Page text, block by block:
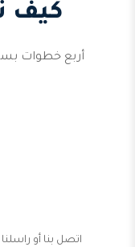
كيف
أربع خطوات
اتصل بنا أو